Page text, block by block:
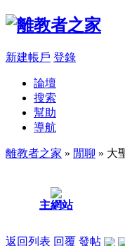
新建帳戶 登錄
論壇
搜索
幫助
導航
離教者之家 » 閒聊 » 大
主網站
返回列表 回覆 發帖